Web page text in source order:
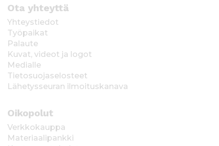
Ota yhteyttä
Yhteystiedot
Työpaikat
Palaute
Kuvat, videot ja logot
Medialle
Tietosuojaselosteet
Lähetysseuran ilmoituskanava
Oikopolut
Verkkokauppa
Materiaalipankki